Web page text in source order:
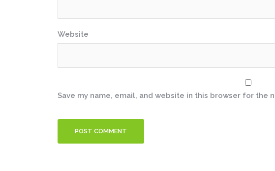
Website
Save my name, email, and website in this browser for the